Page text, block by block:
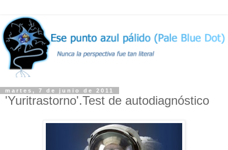
martes, 7 de junio de 2011
'Yuritrastorno'.Test de autodiagnóstico